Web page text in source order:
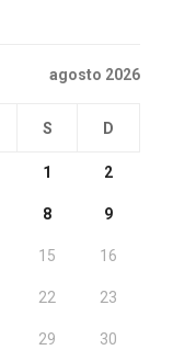
agosto 2026
S D
1 2
8 9
15 16
22 23
29 30